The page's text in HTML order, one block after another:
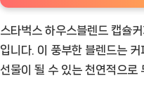
스타벅스 하우스블렌드 캡슐
입니다. 이 풍부한 블렌드는
선물이 될 수 있는 천연적으로